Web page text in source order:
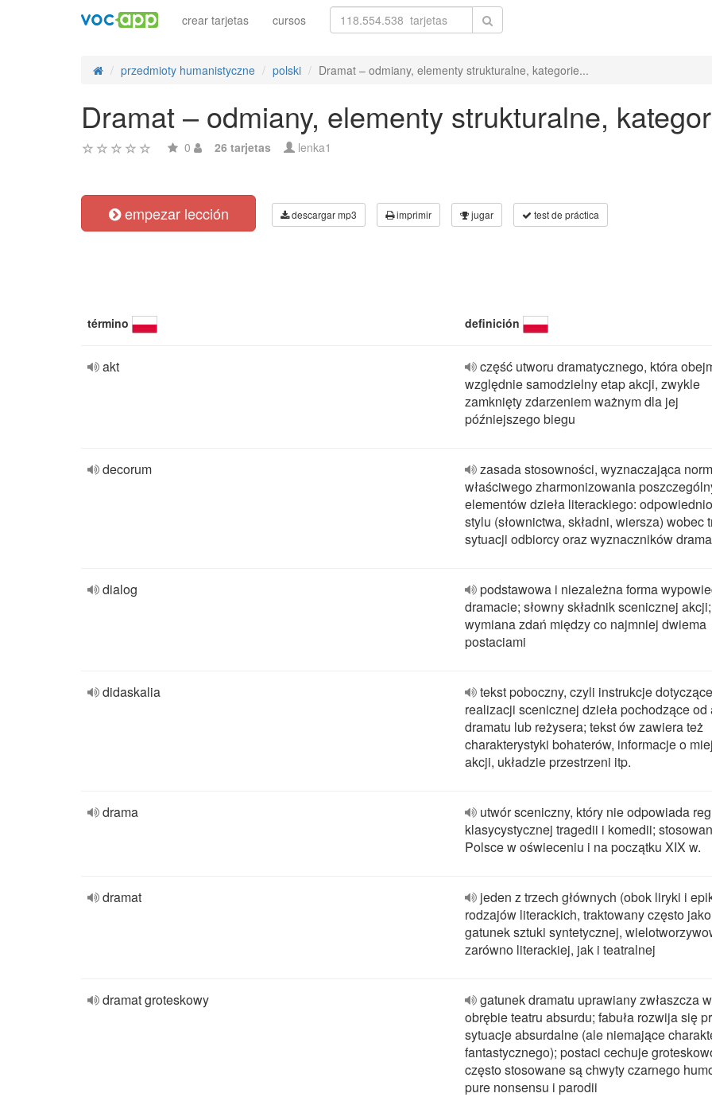
crear tarjetas cursos
przedmioty humanistyczne polski Dramat – odmiany, elementy strukturalne, kategorie...
Dramat – odmiany, elementy strukturalne,
0 26 tarjetas lenka1
empezar lección descargar mp3 imprimir jugar test de práctica
término definición
akt
część utworu dramatycznego, która
względnie samodzielny etap akcji, zwykle
zamknięty zdarzeniem ważnym dla jej
późniejszego biegu
decorum
zasada stosowności, wyznaczająca
właściwego zharmonizowania
elementów dzieła literackiego:
stylu (słownictwa, składni, wiersza) wobec
sytuacji odbiorcy oraz wyznaczników
dialog
podstawowa i niezależna forma
dramacie; słowny składnik scenicznej akcji;
wymiana zdań między co najmniej dwiema
postaciami
didaskalia
tekst poboczny, czyli instrukcje dotyczące
realizacji scenicznej dzieła pochodzące od
dramatu lub reżysera; tekst ów zawiera też
charakterystyki bohaterów, informacje o
akcji, układzie przestrzeni itp.
drama
utwór sceniczny, który nie odpowiada
klasycystycznej tragedii i komedii;
Polsce w oświeceniu i na początku XIX w.
dramat
jeden z trzech głównych (obok liryki i
rodzajów literackich, traktowany często jako
gatunek sztuki syntetycznej,
zarówno literackiej, jak i teatralnej
dramat groteskowy
gatunek dramatu uprawiany zwłaszcza w
obrębie teatru absurdu; fabuła rozwija się
sytuacje absurdalne (ale niemające
fantastycznego); postaci cechuje
często stosowane są chwyty czarnego
pure nonsensu i parodii